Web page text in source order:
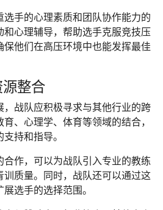
选手的心理素质和团队协作能力的
心理辅导，帮助选手克服竞技压
保他们在高压环境中也能发挥最佳
整合
，战队应积极寻求与其他行业的跨
、心理学、体育等领域的结合，
持和指导。
合作，可以为战队引入专业的教练
训质量。同时，战队还可以通过这
选手的选择范围。